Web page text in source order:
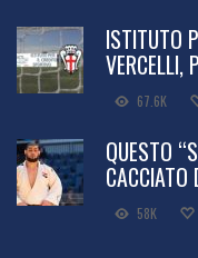
ISTITUTO
VERCELLI,
67.6K
QUESTO
CACCIATO
58K